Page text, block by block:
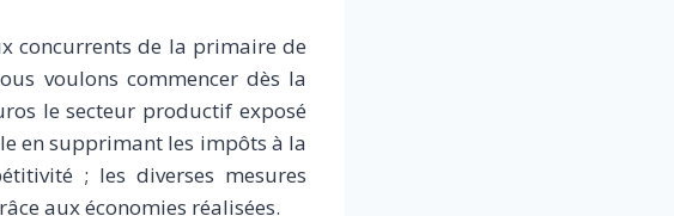
concurrents de la primaire de
voulons commencer dès la
le secteur productif exposé
en supprimant les impôts à la
; les diverses mesures
aux économies réalisées.